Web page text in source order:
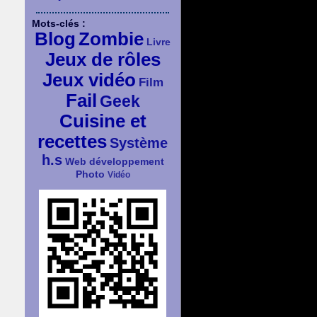
Mots-clés :
Blog Zombie Livre
Jeux de rôles
Jeux vidéo Film
Fail Geek
Cuisine et
recettesSystème
h.s Web développement
Photo Vidéo